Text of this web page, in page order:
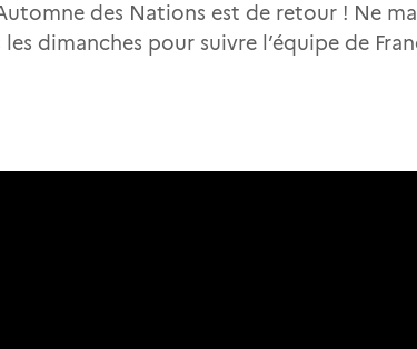
des Nations est de retour ! Ne
les dimanches pour suivre l’équipe de